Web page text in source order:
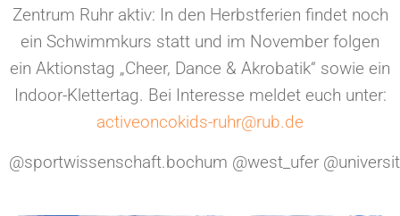
Zentrum Ruhr aktiv: In den Herbstferien findet noch
ein Schwimmkurs statt und im November folgen
ein Aktionstag „Cheer, Dance & Akrobatik“ sowie ein
Indoor-Klettertag. Bei Interesse meldet euch unter:
activeoncokids-ruhr@rub.de
@sportwissenschaft.bochum @west_ufer